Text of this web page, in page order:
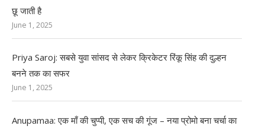
छू जाती है
June 1, 2025
Priya Saroj: सबसे युवा सांसद से लेकर क्रिकेटर रिंकू सिंह की दुल्हन
बनने तक का सफर
June 1, 2025
Anupamaa: एक माँ की चुप्पी, एक सच की गूंज – नया प्रोमो बना चर्चा का